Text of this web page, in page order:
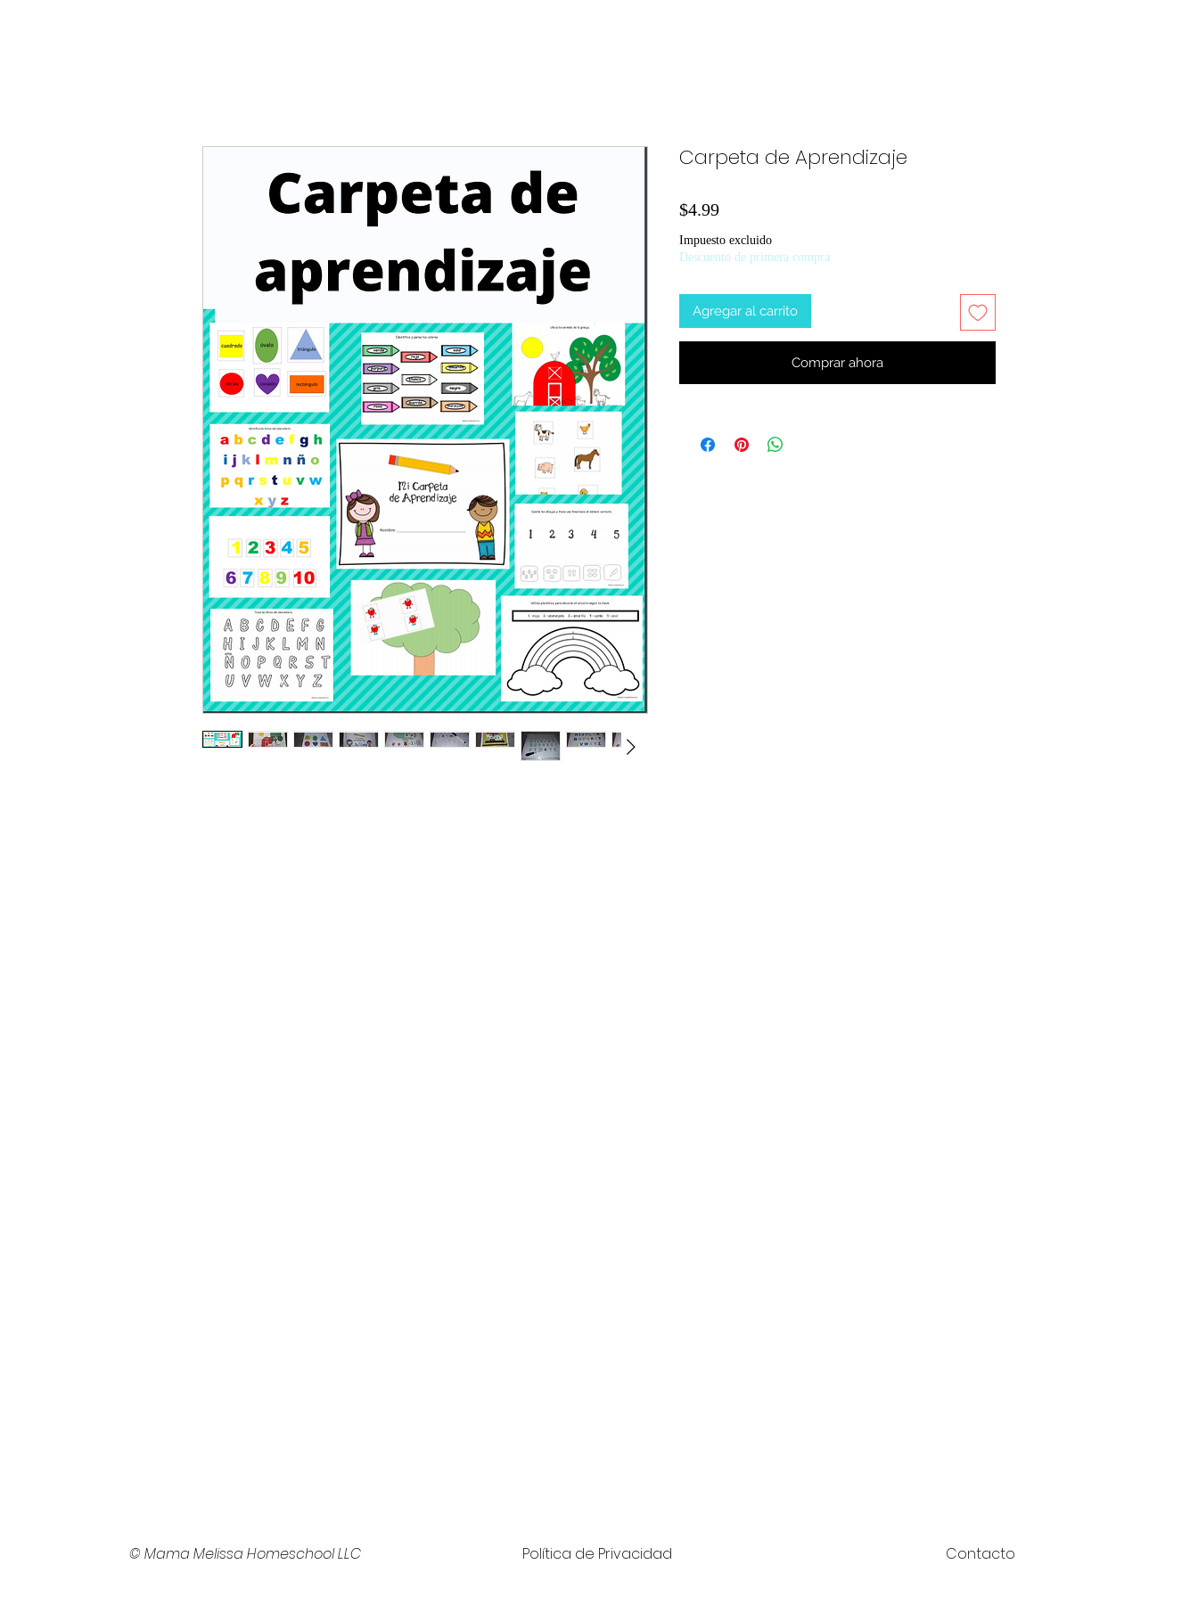
Carpeta de Aprendizaje
$4.99Precio
Impuesto excluido
Descuento de primera compra
Agregar al carrito
Comprar ahora
© Mama Melissa Homeschool LLC Política de Privacidad Contacto